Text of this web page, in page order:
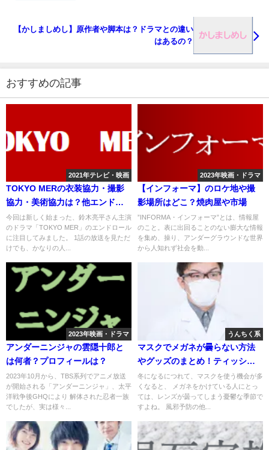
【かしましめし】原作者や脚本は？ドラマとの違い
はあるの？
おすすめの記事
2021年テレビ・映画
TOKYO MERの衣装協力・撮影
協力・美術協力は？他エンドロ
ールは？
今回は新しく始まった、鈴木亮平さん主演
のドラマ「TOKYO MER」のエンドロール
に注目してみました。 1話の放送を見ただ
けでも、かなりの人...
2023年映画・ドラマ
【インフォーマ】のロケ地や撮
影場所はどこ？焼肉屋や市場
”INFORMA・インフォーマ”とは、情報屋
のこと。表に出回ることのない膨大な情報
を集め、操り、アンダーグラウンドな世界
から人知れず社会を動...
2023年映画・ドラマ
アンダーニンジャの雲隠十郎と
は何者？プロフィールは？
2023年10月から、TBS系列でアニメ放送
が開始される「アンダーニンジャ」、太平
洋戦争後GHQにより 解体された忍者一族
でしたが、実は様々...
うんちく系
マスクでメガネが曇らない方法
やグッズのまとめ！ティッシュ
や100均一グッズでも
冬になるにつれて、マスクを使う機会が多
くなると、 メガネをかけている人にとっ
ては、レンズが曇ってしまう憂鬱な季節で
すよね。 風邪予防の他...